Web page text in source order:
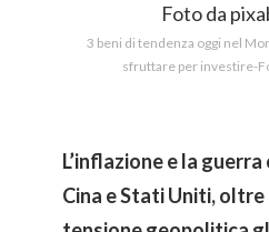
3 beni di tendenza oggi nel
sfruttare per investire-
L’inflazione e la
Cina e Stati Uniti,